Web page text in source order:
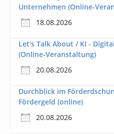
Unternehmen (Online-
18.08.2026
Let's Talk About / KI -
(Online-Veranstaltung)
20.08.2026
Durchblick im
Fördergeld (online)
20.08.2026